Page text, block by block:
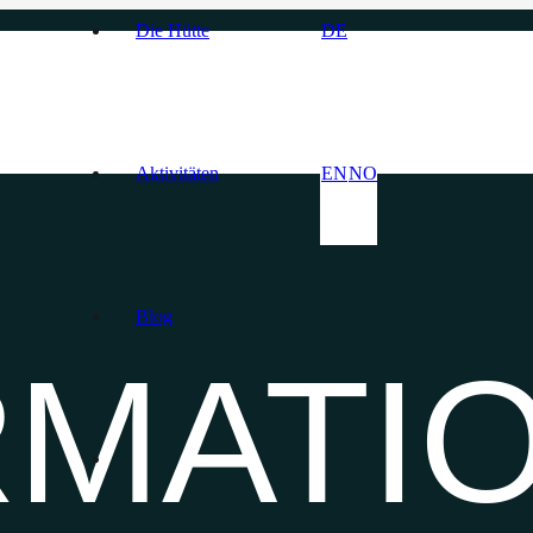
Die Hütte
Aktivitäten
Blog
DE
ENNO